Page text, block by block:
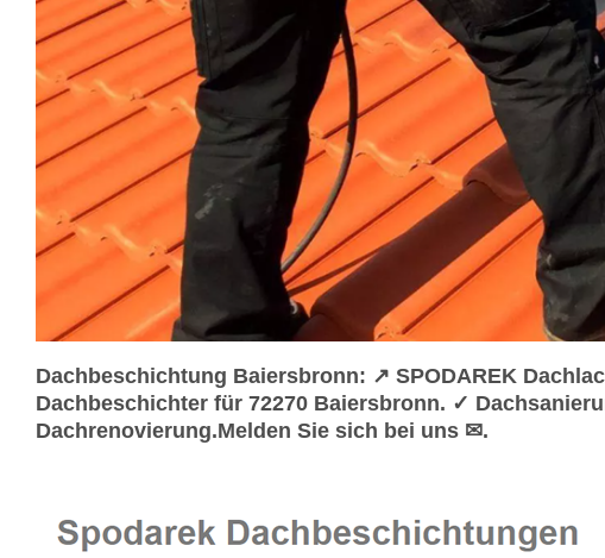
Dachbeschichtung Baiersbronn: ↗️ SPODAREK
Dachbeschichter für 72270 Baiersbronn. ✓
Dachrenovierung.Melden Sie sich bei uns ✉.